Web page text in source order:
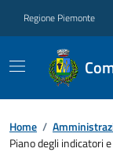
Regione Piemonte
Home /
Piano degli indicatori